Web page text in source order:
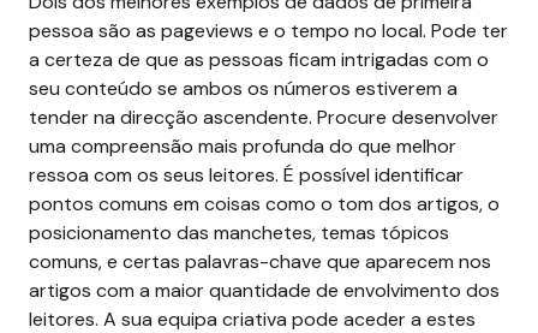
pessoa são as pageviews e o tempo no local. Pode ter
a certeza de que as pessoas ficam intrigadas com o
seu conteúdo se ambos os números estiverem a
tender na direcção ascendente. Procure desenvolver
uma compreensão mais profunda do que melhor
ressoa com os seus leitores. É possível identificar
pontos comuns em coisas como o tom dos artigos, o
posicionamento das manchetes, temas tópicos
comuns, e certas palavras-chave que aparecem nos
artigos com a maior quantidade de envolvimento dos
leitores. A sua equipa criativa pode aceder a estes